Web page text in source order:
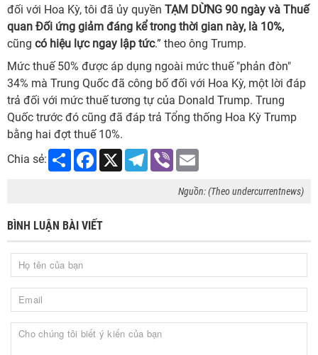
đối với Hoa Kỳ, tôi đã ủy quyền TẠM DỪNG 90 ngày và Thuế
quan Đối ứng giảm đáng kể trong thời gian này, là 10%,
cũng có hiệu lực ngay lập tức.” theo ông Trump.
Mức thuế 50% được áp dụng ngoài mức thuế "phản đòn"
34% mà Trung Quốc đã công bố đối với Hoa Kỳ, một lời đáp
trả đối với mức thuế tương tự của Donald Trump. Trung
Quốc trước đó cũng đã đáp trả Tổng thống Hoa Kỳ Trump
bằng hai đợt thuế 10%.
Chia sẻ:
Share Facebook
X Telegram
Viber
Nguồn: (Theo undercurrentnews)
BÌNH LUẬN BÀI VIẾT